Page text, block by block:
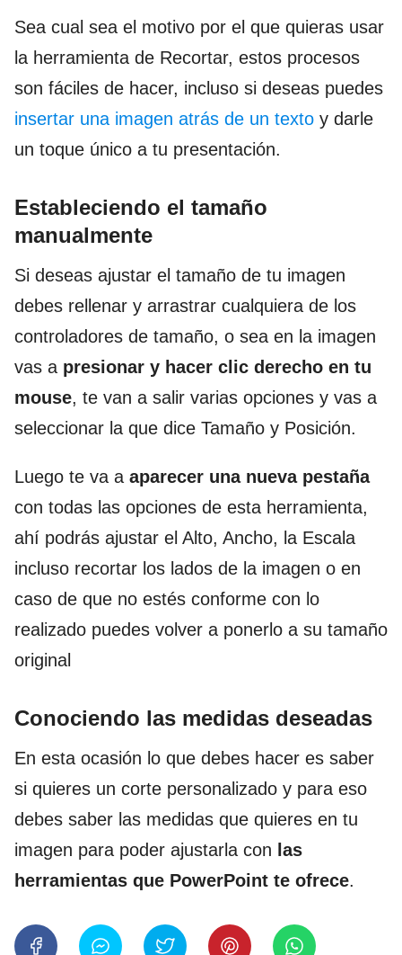
Sea cual sea el motivo por el que quieras usar
la herramienta de Recortar, estos procesos
son fáciles de hacer, incluso si deseas puedes
insertar una imagen atrás de un texto y darle
un toque único a tu presentación.
Estableciendo el tamaño
manualmente
Si deseas ajustar el tamaño de tu imagen
debes rellenar y arrastrar cualquiera de los
controladores de tamaño, o sea en la imagen
vas a presionar y hacer clic derecho en tu
mouse, te van a salir varias opciones y vas a
seleccionar la que dice Tamaño y Posición.
Luego te va a aparecer una nueva pestaña
con todas las opciones de esta herramienta,
ahí podrás ajustar el Alto, Ancho, la Escala
incluso recortar los lados de la imagen o en
caso de que no estés conforme con lo
realizado puedes volver a ponerlo a su tamaño
original
Conociendo las medidas deseadas
En esta ocasión lo que debes hacer es saber
si quieres un corte personalizado y para eso
debes saber las medidas que quieres en tu
imagen para poder ajustarla con las
herramientas que PowerPoint te ofrece.